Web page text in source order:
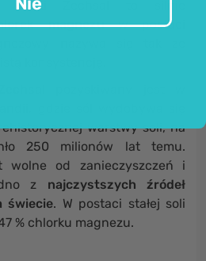
marki Zechsal to silnie
magnezuw postaci
warstwy soli, na
250 milionów lat temu.
wolne od zanieczyszczeń i
z najczystszych źródeł
świecie. W postaci stałej soli
% chlorku magnezu.